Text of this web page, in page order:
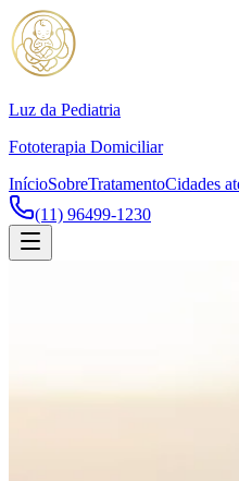
Luz da Pediatria
Fototerapia Domiciliar
InícioSobreTratamentoCidades
(11) 96499-1230